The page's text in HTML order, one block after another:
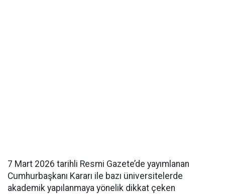
7 Mart 2026 tarihli Resmi Gazete’de yayımlanan
Cumhurbaşkanı Kararı ile bazı üniversitelerde
akademik yapılanmaya yönelik dikkat çeken